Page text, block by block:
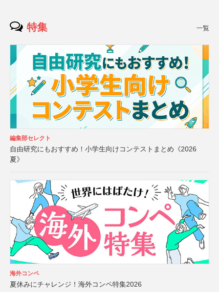
特集 一覧
編集部セレクト
自由研究にもおすすめ！小学生向けコンテストまとめ《2026
夏》
海外コンペ
夏休みにチャレンジ！海外コンペ特集2026